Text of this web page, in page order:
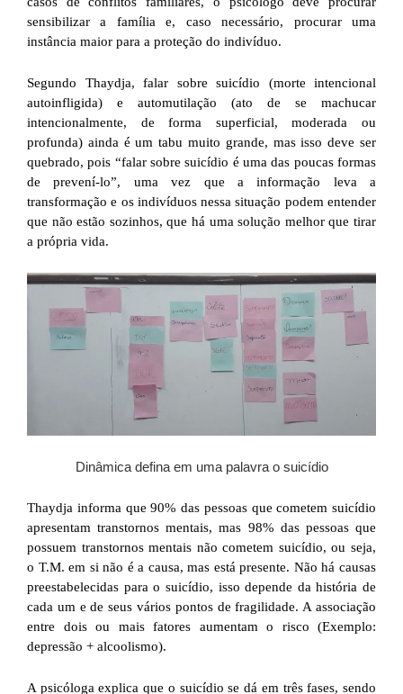
sensibilizar a família e, caso necessário, procurar uma
instância maior para a proteção do indivíduo.
Segundo Thaydja, falar sobre suicídio (morte intencional
autoinfligida) e automutilação (ato de se machucar
intencionalmente, de forma superficial, moderada ou
profunda) ainda é um tabu muito grande, mas isso deve ser
quebrado, pois “falar sobre suicídio é uma das poucas formas
de prevení-lo”, uma vez que a informação leva a
transformação e os indivíduos nessa situação podem entender
que não estão sozinhos, que há uma solução melhor que tirar
a própria vida.
Dinâmica defina em uma palavra o suicídio
Thaydja informa que 90% das pessoas que cometem suicídio
apresentam transtornos mentais, mas 98% das pessoas que
possuem transtornos mentais não cometem suicídio, ou seja,
o T.M. em si não é a causa, mas está presente. Não há causas
preestabelecidas para o suicídio, isso depende da história de
cada um e de seus vários pontos de fragilidade. A associação
entre dois ou mais fatores aumentam o risco (Exemplo:
depressão + alcoolismo).
A psicóloga explica que o suicídio se dá em três fases, sendo